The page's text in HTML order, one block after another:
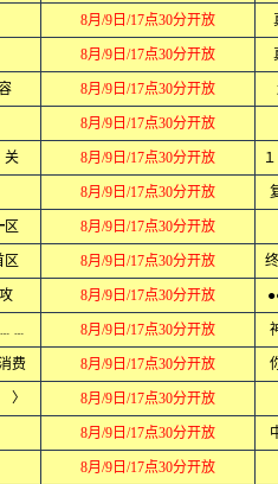
8月/9日/17点30分开放
8月/9日/17点30分开放
8月/9日/17点30分开放
8月/9日/17点30分开放
8月/9日/17点30分开放
8月/9日/17点30分开放
8月/9日/17点30分开放
8月/9日/17点30分开放
8月/9日/17点30分开放
8月/9日/17点30分开放
费 8月/9日/17点30分开放
〉 8月/9日/17点30分开放
8月/9日/17点30分开放
8月/9日/17点30分开放